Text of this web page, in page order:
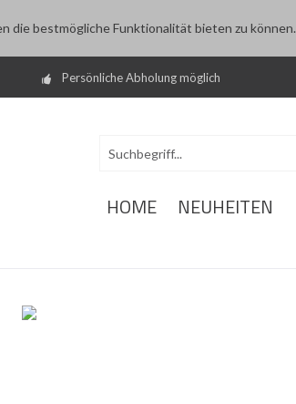
die bestmögliche Funktionalität bieten zu können.
Persönliche Abholung möglich
HOME NEUHEITEN